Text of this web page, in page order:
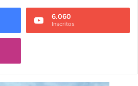
6.060
Inscritos